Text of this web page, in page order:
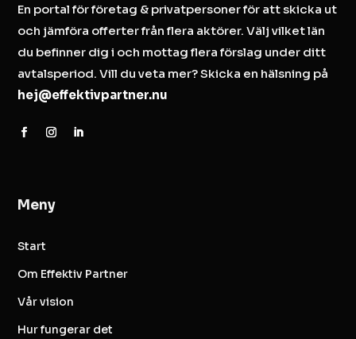
En portal för företag & privatpersoner för att skicka ut
och jämföra offerter från flera aktörer. Välj vilket län
du befinner dig i och mottag flera förslag under ditt
avtalsperiod. Vill du veta mer? Skicka en hälsning på
hej@effektivpartner.nu
Meny
Start
Om Effektiv Partner
Vår vision
Hur fungerar det